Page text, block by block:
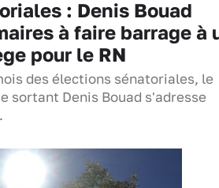
: Denis Bouad
à faire barrage à
pour le RN
des élections sénatoriales, le
sortant Denis Bouad s'adresse